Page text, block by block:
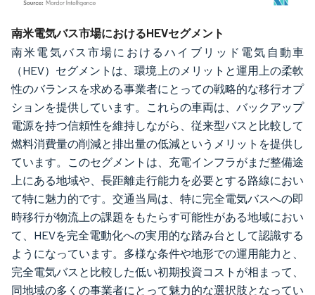
画像 © Mordor Intelligence。再利用にはCC BY 4.0の表示が必要です。
南米電気バス市場におけるHEVセグメント
南米電気バス市場におけるハイブリッド電気自動車
（HEV）セグメントは、環境上のメリットと運用上の柔軟
性のバランスを求める事業者にとっての戦略的な移行オプ
ションを提供しています。これらの車両は、バックアップ
電源を持つ信頼性を維持しながら、従来型バスと比較して
燃料消費量の削減と排出量の低減というメリットを提供し
ています。このセグメントは、充電インフラがまだ整備途
上にある地域や、長距離走行能力を必要とする路線におい
て特に魅力的です。交通当局は、特に完全電気バスへの即
時移行が物流上の課題をもたらす可能性がある地域におい
て、HEVを完全電動化への実用的な踏み台として認識する
ようになっています。多様な条件や地形での運用能力と、
完全電気バスと比較した低い初期投資コストが相まって、
同地域の多くの事業者にとって魅力的な選択肢となってい